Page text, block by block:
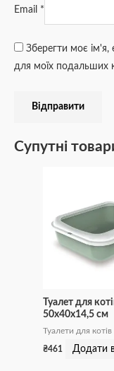
Email *
Зберегти моє ім'я,
для моїх подальших
Супутні
Туалет для
50x40x14,5 см
Туалети для котів
₴461 Додати